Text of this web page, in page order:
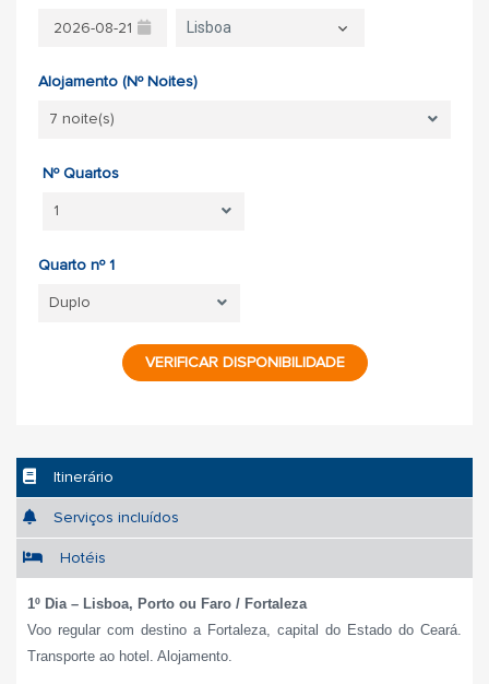
Lisboa
Alojamento (Nº Noites)
Nº Quartos
Quarto nº 1
VERIFICAR DISPONIBILIDADE
Itinerário
Serviços incluídos
Hotéis
1º Dia – Lisboa, Porto ou Faro / Fortaleza
Voo regular com destino a Fortaleza, capital do Estado do Ceará.
Transporte ao hotel. Alojamento.